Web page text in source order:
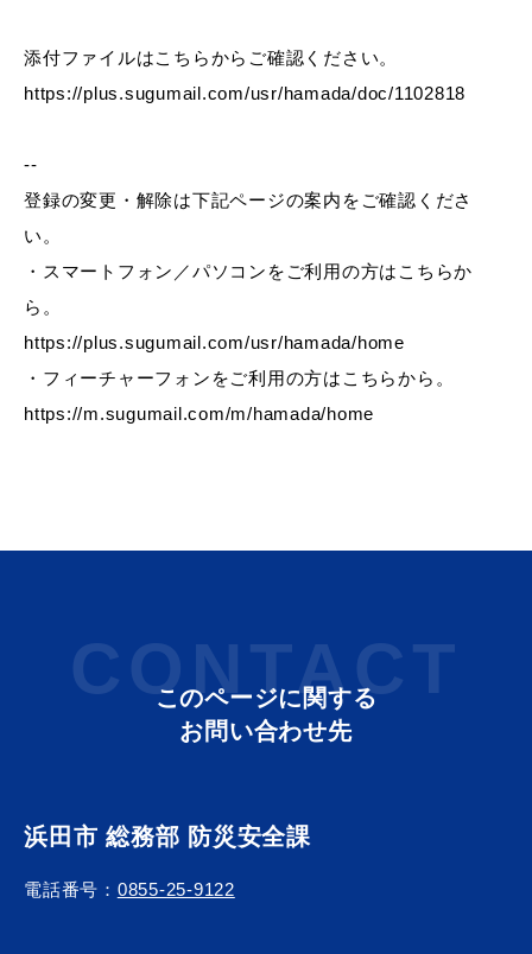
高齢者・介護 おくやみ
ごみ・リサイクル 支援・助成制度
添付ファイルはこちらからご確認ください。
https://plus.sugumail.com/usr/hamada/doc/1102818
--
登録の変更・解除は下記ページの案内をご確認くださ
い。
・スマートフォン／パソコンをご利用の方はこちらか
ら。
https://plus.sugumail.com/usr/hamada/home
・フィーチャーフォンをご利用の方はこちらから。
https://m.sugumail.com/m/hamada/home
CONTACT
このページに関する
お問い合わせ先
浜田市 総務部 防災安全課
電話番号： 0855-25-9122